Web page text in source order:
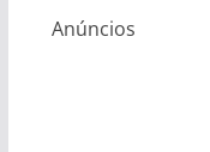
Anúncios